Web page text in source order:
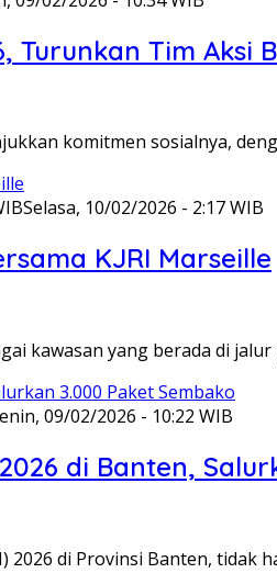
Turunkan Tim Aksi
komitmen sosialnya,
Selasa, 10/02/2026 - 2:17 WIB
KJRI Marseille
kawasan yang berada di
09/02/2026 - 10:22 WIB
di Banten,
2026 di Provinsi Banten, tidak